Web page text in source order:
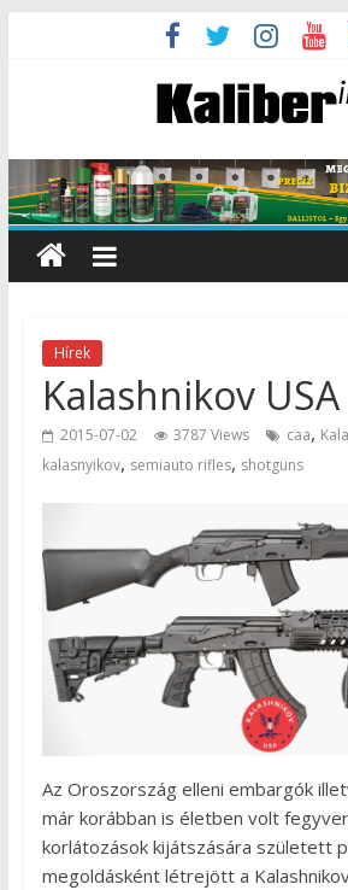
Hírek
Kalashnikov USA
2015-07-02 3787 Views caa,
kalasnyikov, semiauto rifles, shotguns
Az Oroszország elleni embargók
már korábban is életben volt
korlátozások kijátszására született
megoldásként létrejött a